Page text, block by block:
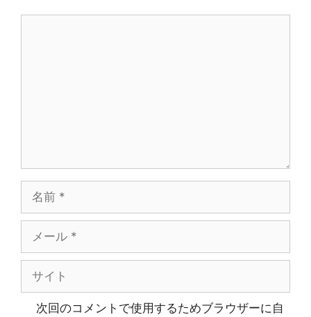
ル
次回のコメントで使用するためブラウザーに自